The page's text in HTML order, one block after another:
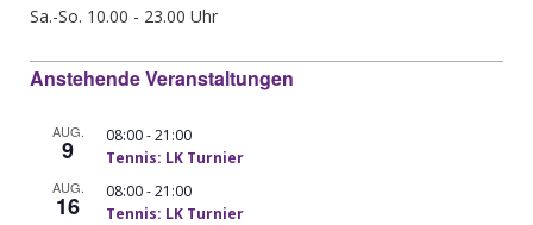
Sa.-So. 10.00 - 23.00 Uhr
Anstehende Veranstaltungen
AUG.
9 08:00-21:00
Tennis: LK Turnier
AUG.
16 08:00-21:00
Tennis: LK Turnier